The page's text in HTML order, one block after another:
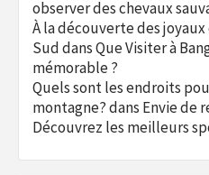
observer des chevaux
À la découverte des
SuddansQue Visiter à
mémorable ?
Quels sont les endroits
montagne?dans Envie de
Découvrez les meilleurs